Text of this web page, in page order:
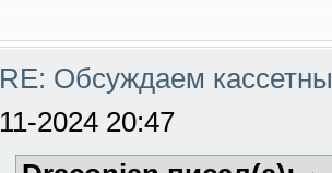
RE: Обсуждаем
11-2024 20:47